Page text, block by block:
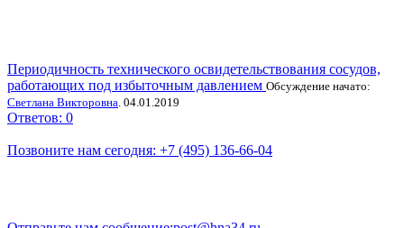
Периодичность технического освидетельствования сосудов,
работающих под избыточным давлением Обсуждение начато:
Светлана Викторовна . 04.01.2019
Ответов: 0
Позвоните нам сегодня: +7 (495) 136-66-04